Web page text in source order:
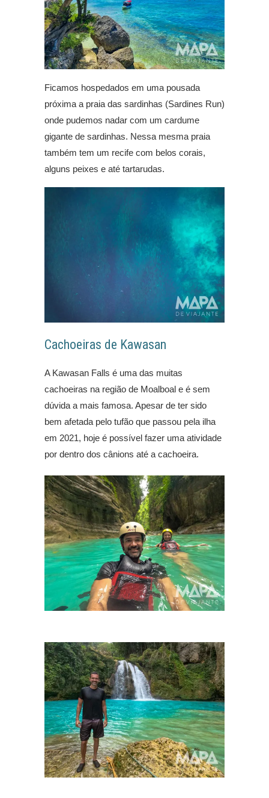
Ficamos hospedados em uma pousada
próxima a praia das sardinhas (Sardines Run)
onde pudemos nadar com um cardume
gigante de sardinhas. Nessa mesma praia
também tem um recife com belos corais,
alguns peixes e até tartarudas.
Cachoeiras de Kawasan
A Kawasan Falls é uma das muitas
cachoeiras na região de Moalboal e é sem
dúvida a mais famosa. Apesar de ter sido
bem afetada pelo tufão que passou pela ilha
em 2021, hoje é possível fazer uma atividade
por dentro dos cânions até a cachoeira.